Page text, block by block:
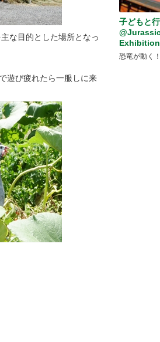
な目的とした場所となっ
遊び疲れたら一服しに来
子どもと
Exhibition
恐竜が動く！